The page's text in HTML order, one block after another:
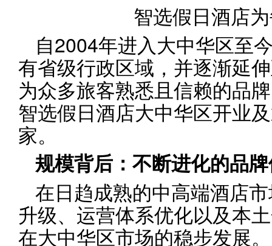
智选假日酒店
自2004年进入大中华区至
有省级行政区域，并逐渐延
为众多旅客熟悉且信赖的品
智选假日酒店大中华区开业
家。
规模背后： 不断进化的品
在日趋成熟的中高端酒店
升级、运营体系优化以及本
在大中华区市场的稳步发展。